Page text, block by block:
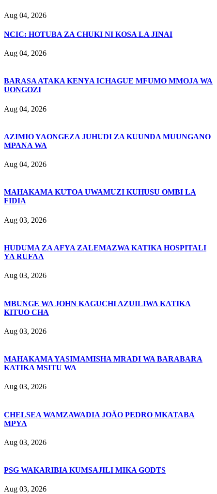
Aug 04, 2026
NCIC: HOTUBA ZA CHUKI NI KOSA LA JINAI
Aug 04, 2026
BARASA ATAKA KENYA ICHAGUE MFUMO MMOJA WA
UONGOZI
Aug 04, 2026
AZIMIO YAONGEZA JUHUDI ZA KUUNDA MUUNGANO
MPANA WA
Aug 04, 2026
MAHAKAMA KUTOA UWAMUZI KUHUSU OMBI LA
FIDIA
Aug 03, 2026
HUDUMA ZA AFYA ZALEMAZWA KATIKA HOSPITALI
YA RUFAA
Aug 03, 2026
MBUNGE WA JOHN KAGUCHI AZUILIWA KATIKA
KITUO CHA
Aug 03, 2026
MAHAKAMA YASIMAMISHA MRADI WA BARABARA
KATIKA MSITU WA
Aug 03, 2026
CHELSEA WAMZAWADIA JOÃO PEDRO MKATABA
MPYA
Aug 03, 2026
PSG WAKARIBIA KUMSAJILI MIKA GODTS
Aug 03, 2026